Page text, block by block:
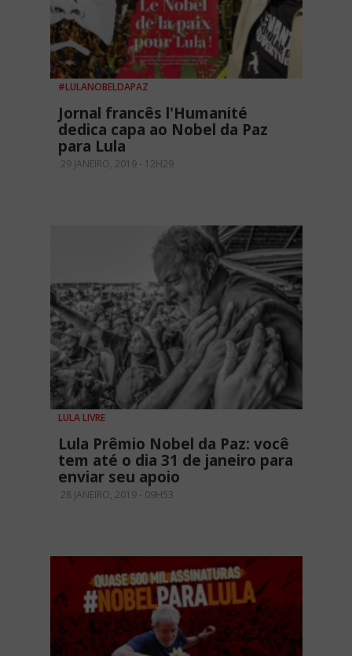
#LULANOBELDAPAZ
Jornal francês l'Humanité
dedica capa ao Nobel da Paz
para Lula
29 JANEIRO, 2019 - 12H29
LULA LIVRE
Lula Prêmio Nobel da Paz: você
tem até o dia 31 de janeiro para
enviar seu apoio
28 JANEIRO, 2019 - 09H53